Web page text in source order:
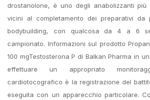
drostanolone, è uno degli anabolizzanti più
vicini al completamento dei preparativi da
bodybuilding, con qualcosa da 4 a 6
campionato. Informazioni sul prodotto
100 mgTestosterona P di Balkan Pharma in
effettuare un appropriato
cardiotocografico è la registrazione del
eseguita con un apparecchio particolare.